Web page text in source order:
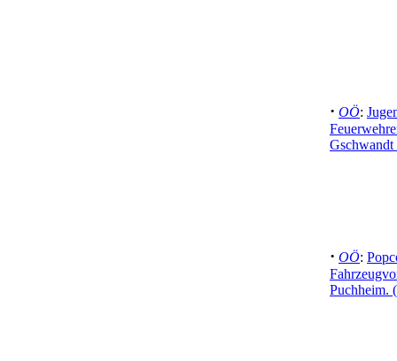
· OÖ:
· OÖ:
Puchheim.